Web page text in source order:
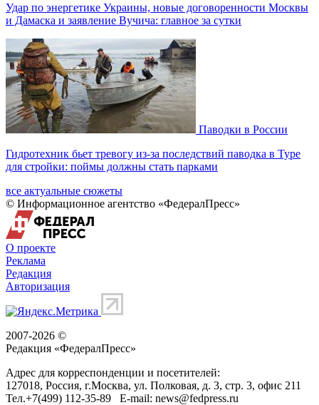
Удар по энергетике Украины, новые договоренности Москвы
и Дамаска и заявление Вучича: главное за сутки
Паводки в России
Гидротехник бьет тревогу из-за последствий паводка в Туре
для стройки: поймы должны стать парками
все актуальные сюжеты
© Информационное агентство «ФедералПресс»
О проекте
Реклама
Редакция
Авторизация
2007-2026 ©
Редакция «ФедералПресс»
Адрес для корреспонденции и посетителей:
127018, Россия, г.Москва, ул. Полковая, д. 3, стр. 3, офис 211
Тел.+7(499) 112-35-89 E-mail: news@fedpress.ru